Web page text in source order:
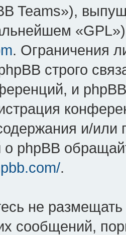
Teams»),
. Ограничения
строго
и
и/или
phpBB
.
не
сообщений,